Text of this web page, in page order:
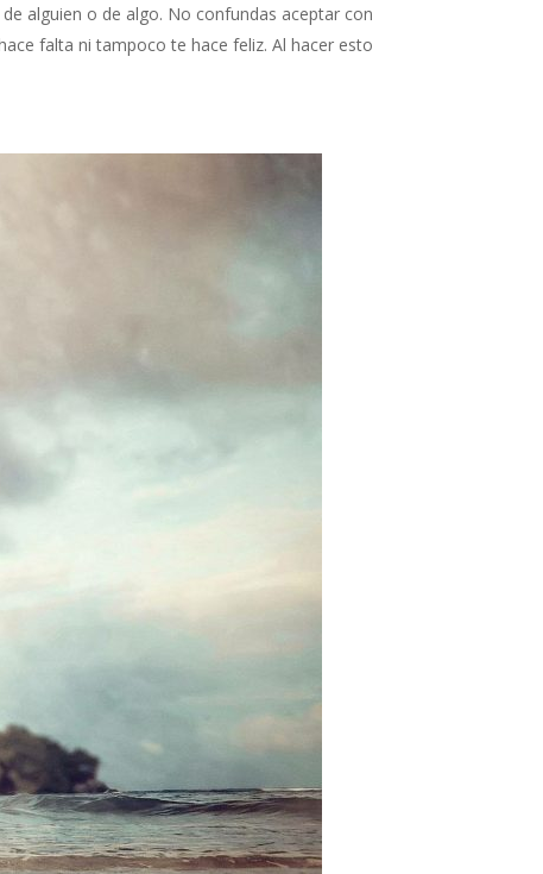
alguien o de algo. No confundas aceptar con
falta ni tampoco te hace feliz. Al hacer esto